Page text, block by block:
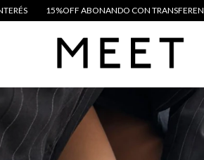
TRANSFERENCIA 6 CUOTAS SIN INTERÉS